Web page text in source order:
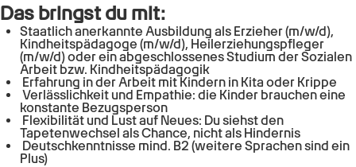
Das bringst du mit:
Staatlich anerkannte Ausbildung als Erzieher (m/w/d),
Kindheitspädagoge (m/w/d), Heilerziehungspfleger
(m/w/d) oder ein abgeschlossenes Studium der Sozialen
Arbeit bzw. Kindheitspädagogik
Erfahrung in der Arbeit mit Kindern in Kita oder Krippe
Verlässlichkeit und Empathie: die Kinder brauchen eine
konstante Bezugsperson
Flexibilität und Lust auf Neues: Du siehst den
Tapetenwechsel als Chance, nicht als Hindernis
Deutschkenntnisse mind. B2 (weitere Sprachen sind ein
Plus)